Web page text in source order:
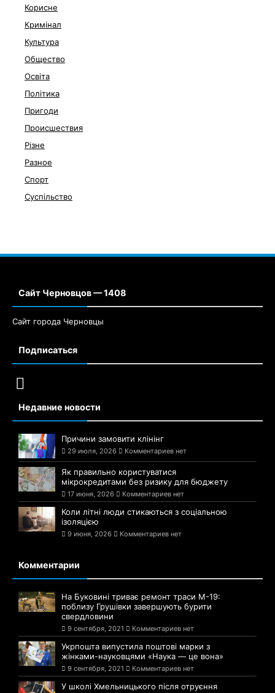
Корисне
Кримінал
Культура
Общество
Освіта
Політика
Пригоди
Происшествия
Різне
Разное
Спорт
Суспільство
Сайт Черновцов — 1408
Сайт города Черновцы
Подписаться
Недавние новости
Причини замовити клінінг
29 июля, 2026 Комментариев нет
Як правильно користуватися
мікрокредитами без ризику для бюджету
17 июня, 2026 Комментариев нет
Коли літні люди стикаються з соціальною
ізоляцією
9 июня, 2026 Комментариев нет
Комментарии
На Буковині триває ремонт траси М-19:
поблизу Грушівки завершують бурити
свердловини
9 сентября, 2021 Комментариев нет
Укрпошта випустила поштові марки з
жінками-науковцями «Наука — це вона»
9 сентября, 2021 Комментариев нет
У школі Хмельницького після отруєння